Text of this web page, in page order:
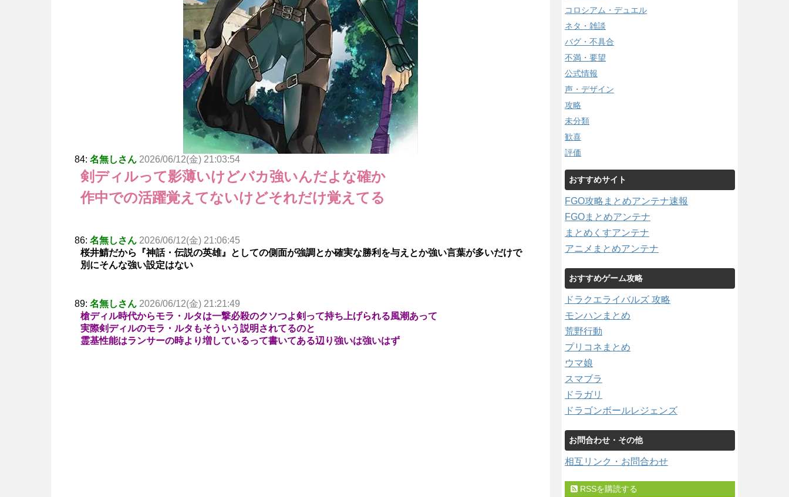
84: 名無しさん 2026/06/12(金) 21:03:54
剣ディルって影薄いけどバカ強いんだよな確か
作中での活躍覚えてないけどそれだけ覚えてる
86: 名無しさん 2026/06/12(金) 21:06:45
桜井鯖だから『神話・伝説の英雄』としての側面が強調とか確実な勝利を与えとか強い言葉が多いだけで
別にそんな強い設定はない
89: 名無しさん 2026/06/12(金) 21:21:49
槍ディル時代からモラ・ルタは一撃必殺のクソつよ剣って持ち上げられる風潮あって
実際剣ディルのモラ・ルタもそういう説明されてるのと
霊基性能はランサーの時より増しているって書いてある辺り強いは強いはず
コロシアム・デュエル
ネタ・雑談
バグ・不具合
不満・要望
公式情報
声・デザイン
攻略
未分類
歓喜
評価
おすすめサイト
FGO攻略まとめアンテナ速報
FGOまとめアンテナ
まとめくすアンテナ
アニメまとめアンテナ
おすすめゲーム攻略
ドラクエライバルズ 攻略
モンハンまとめ
荒野行動
プリコネまとめ
ウマ娘
スマブラ
ドラガリ
ドラゴンボールレジェンズ
お問合わせ・その他
相互リンク・お問合わせ
RSSを購読する